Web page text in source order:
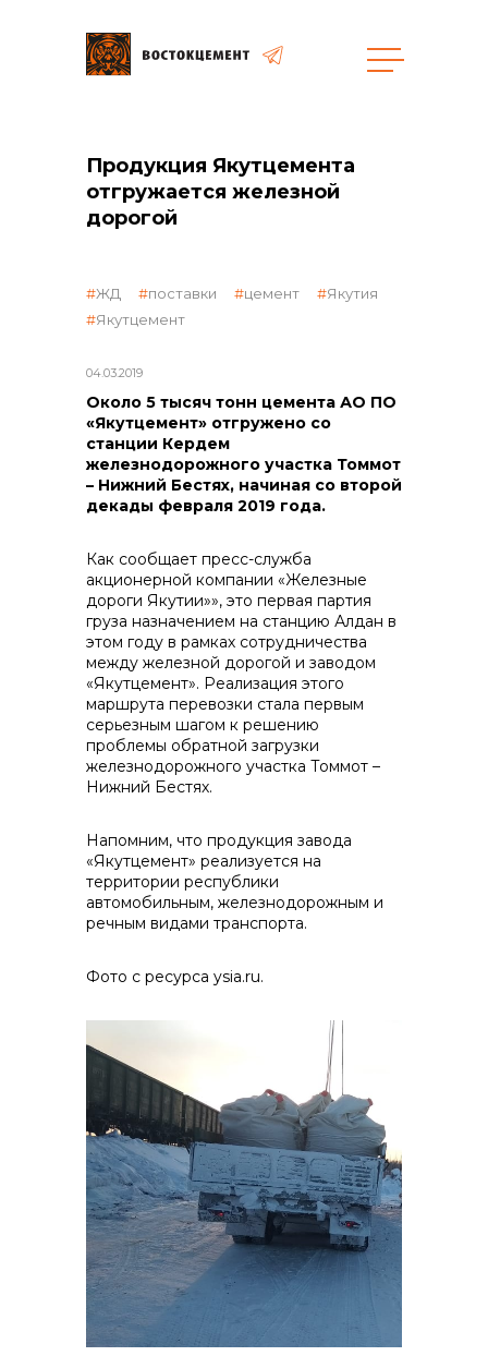
общая информация
объявленные закупки
реализация неликвидов
контакты отдела закупок
Контакты
+7 (423) 234 50 50
info@vostokcement.ru
Продукция Якутцемента
отгружается железной
дорогой
04.03.2019
ЖД поставки цемент
Якутия
Якутцемент
Около 5 тысяч тонн цемента АО ПО
«Якутцемент» отгружено со
станции Кердем
железнодорожного участка Томмот
– Нижний Бестях, начиная со второй
декады февраля 2019 года.
Как сообщает пресс-служба
акционерной компании «Железные
дороги Якутии»», это первая партия
груза назначением на станцию Алдан в
этом году в рамках сотрудничества
между железной дорогой и заводом
«Якутцемент». Реализация этого
маршрута перевозки стала первым
серьезным шагом к решению
проблемы обратной загрузки
железнодорожного участка Томмот –
Нижний Бестях.
Напомним, что продукция завода
«Якутцемент» реализуется на
территории республики
автомобильным, железнодорожным и
речным видами транспорта.
Фото с ресурса ysia.ru.